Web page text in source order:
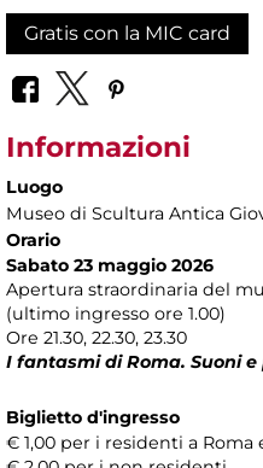
Gratis con la MIC card
Informazioni
Luogo
Museo di Scultura Antica
Orario
Sabato 23 maggio 2026
Apertura straordinaria del
(ultimo ingresso ore 1.00)
Ore 21.30, 22.30, 23.30
I fantasmi di Roma. Suoni e
Biglietto d'ingresso
€ 1,00 per i residenti a